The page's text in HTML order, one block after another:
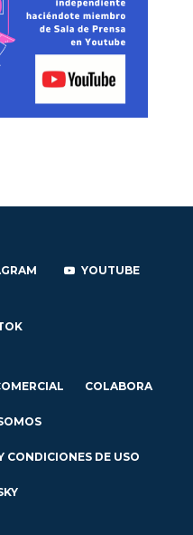
YOUTUBE
COLABORA
CONDICIONES DE USO